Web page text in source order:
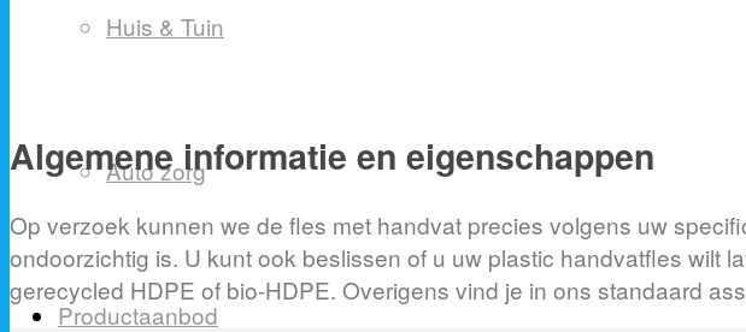
Huis & Tuin
Auto zorg
Productaanbod
Algemene informatie en eigenschappen
Op verzoek kunnen we de fles met handvat precies volgens uw
ondoorzichtig is. U kunt ook beslissen of u uw plastic handvatfles wilt
gerecycled HDPE of bio-HDPE. Overigens vind je in ons standaard